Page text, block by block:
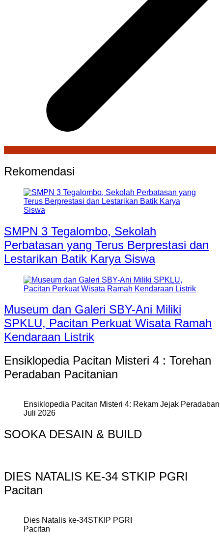
Rekomendasi
SMPN 3 Tegalombo, Sekolah
Perbatasan yang Terus Berprestasi dan
Lestarikan Batik Karya Siswa
Museum dan Galeri SBY-Ani Miliki
SPKLU, Pacitan Perkuat Wisata Ramah
Kendaraan Listrik
Ensiklopedia Pacitan Misteri 4 : Torehan
Peradaban Pacitanian
Ensiklopedia Pacitan Misteri 4: Rekam Jejak
Juli 2026
SOOKA DESAIN & BUILD
DIES NATALIS KE-34 STKIP PGRI
Pacitan
Dies Natalis ke-34STKIP PGRI
Pacitan